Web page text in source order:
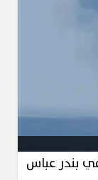
بندر عباس